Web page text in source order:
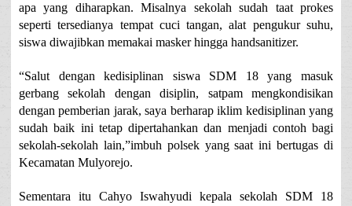
apa yang diharapkan. Misalnya sekolah sudah taat prokes
seperti tersedianya tempat cuci tangan, alat pengukur suhu,
siswa diwajibkan memakai masker hingga handsanitizer.
“Salut dengan kedisiplinan siswa SDM 18 yang masuk
gerbang sekolah dengan disiplin, satpam mengkondisikan
dengan pemberian jarak, saya berharap iklim kedisiplinan yang
sudah baik ini tetap dipertahankan dan menjadi contoh bagi
sekolah-sekolah lain,”imbuh polsek yang saat ini bertugas di
Kecamatan Mulyorejo.
Sementara itu Cahyo Iswahyudi kepala sekolah SDM 18